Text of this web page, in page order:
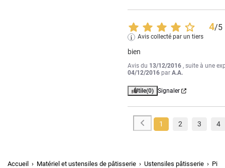
4/5
Avis collecté par un tiers
bien
Avis du 13/12/2016 , suite à une
04/12/2016 parA.A.
Utile(0) Signaler
1 2 3 4
Accueil Matériel et ustensiles de pâtisserie Ustensiles pâtisserie